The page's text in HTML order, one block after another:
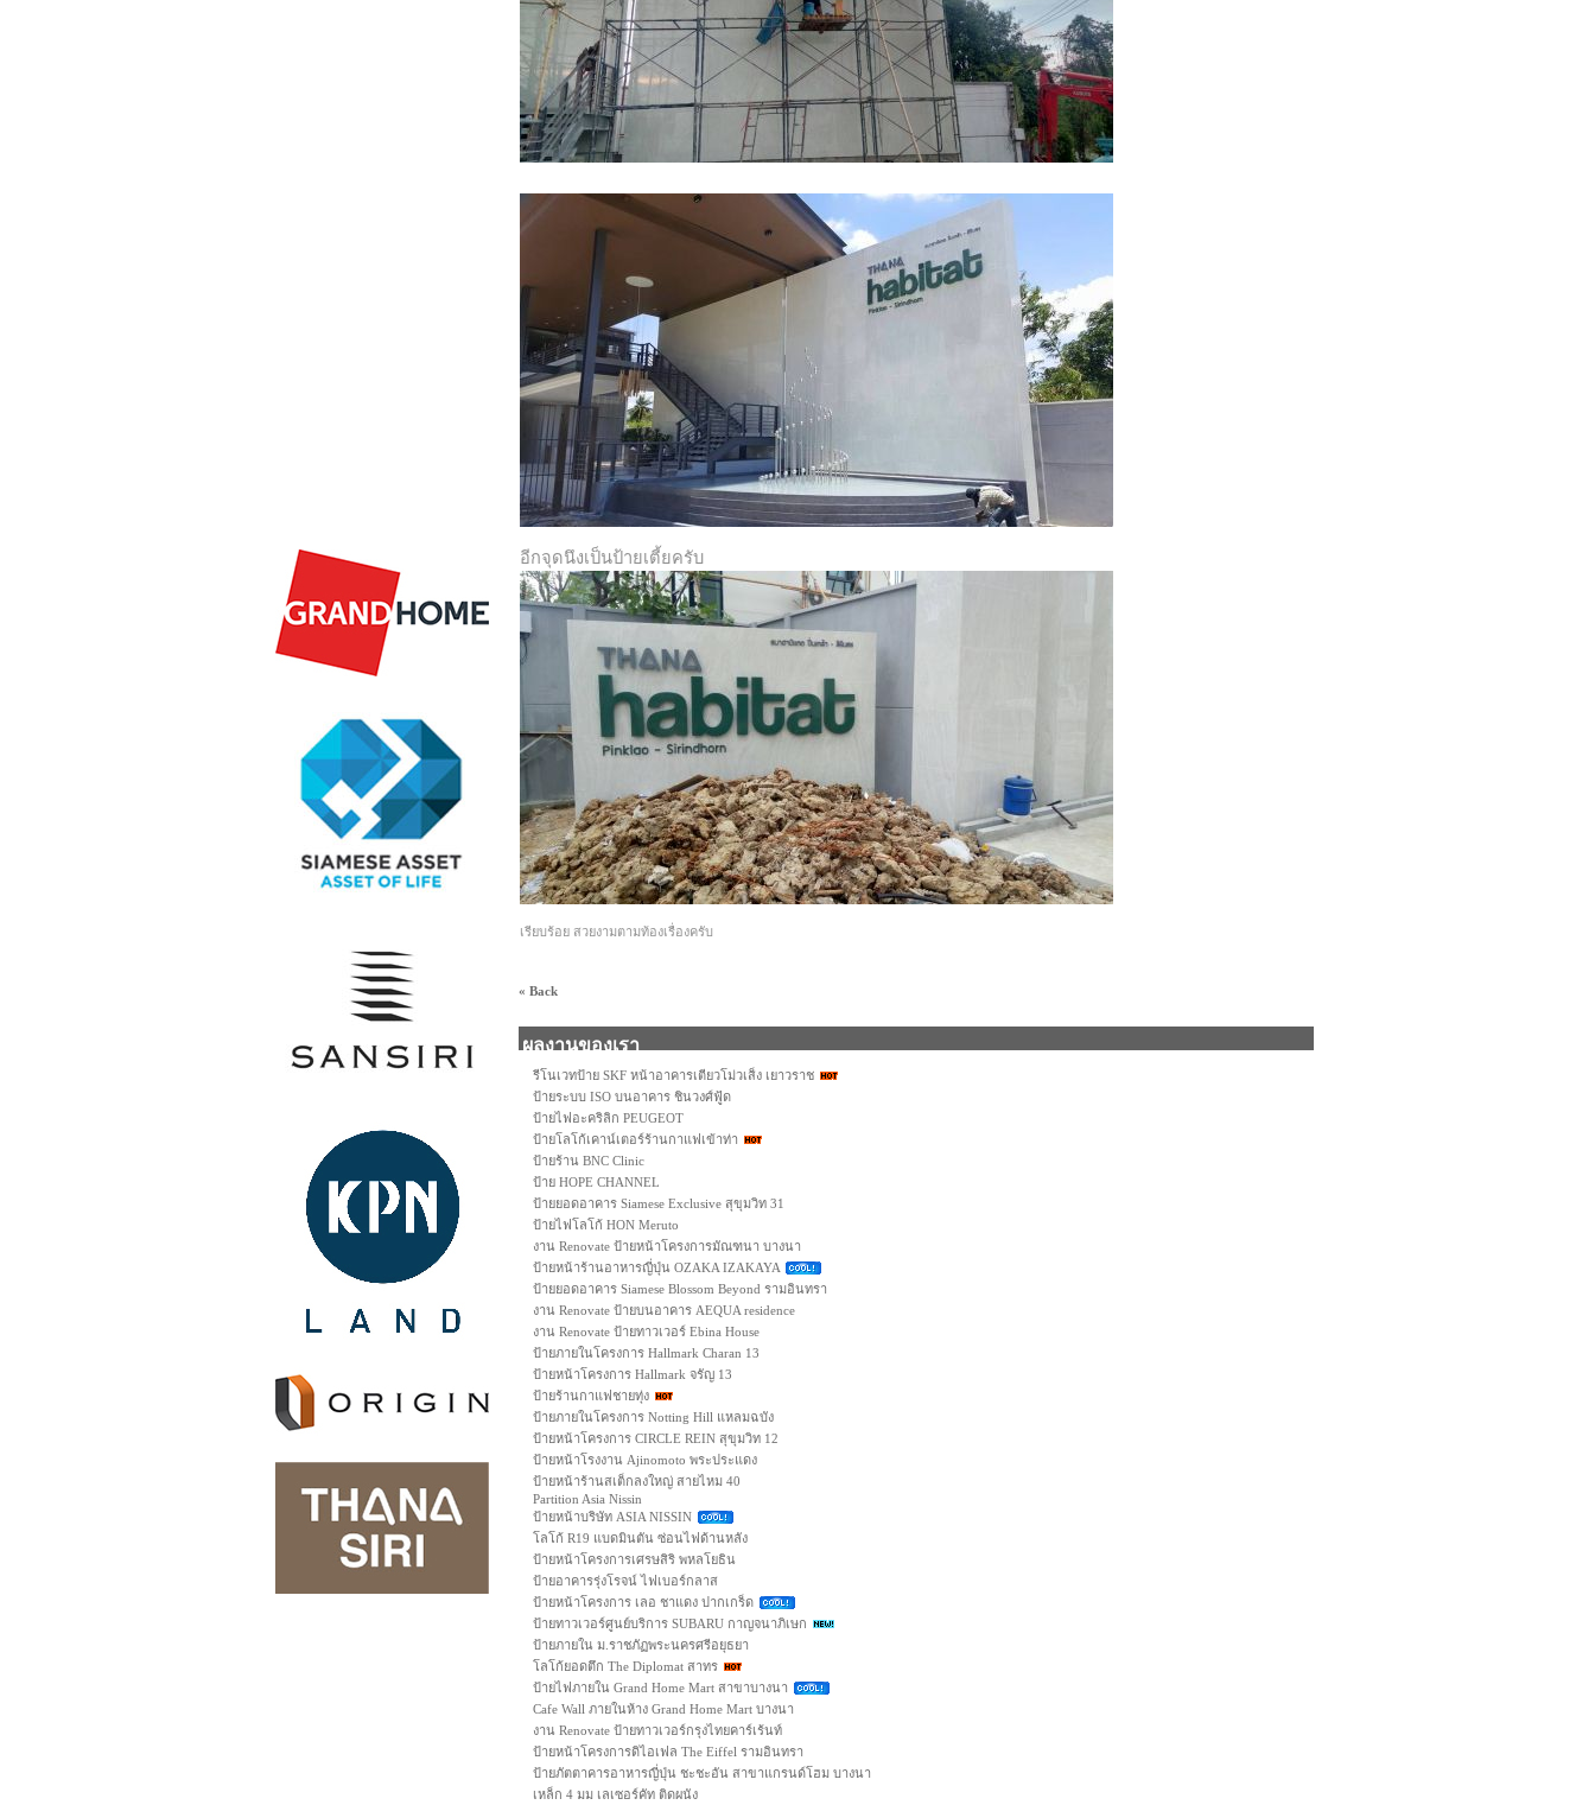
อีกจุดนึงเป็นป้ายเตี้ยครับ
เรียบร้อย สวยงามตามท้องเรื่องครับ
« Back
ผลงานของเรา
รีโนเวทป้าย SKF หน้าอาคารเตียวโม่วเส็ง เยาวราช
ป้ายระบบ ISO บนอาคาร ชินวงศ์ฟู้ด
ป้ายไฟอะคริลิก PEUGEOT
ป้ายโลโก้เคาน์เตอร์ร้านกาแฟเข้าท่า
ป้ายร้าน BNC Clinic
ป้าย HOPE CHANNEL
ป้ายยอดอาคาร Siamese Exclusive สุขุมวิท 31
ป้ายไฟโลโก้ HON Meruto
งาน Renovate ป้ายหน้าโครงการมัณฑนา บางนา
ป้ายหน้าร้านอาหารญี่ปุ่น OZAKA IZAKAYA
ป้ายยอดอาคาร Siamese Blossom Beyond รามอินทรา
งาน Renovate ป้ายบนอาคาร AEQUA residence
งาน Renovate ป้ายทาวเวอร์ Ebina House
ป้ายภายในโครงการ Hallmark Charan 13
ป้ายหน้าโครงการ Hallmark จรัญ 13
ป้ายร้านกาแฟชายทุ่ง
ป้ายภายในโครงการ Notting Hill แหลมฉบัง
ป้ายหน้าโครงการ CIRCLE REIN สุขุมวิท 12
ป้ายหน้าโรงงาน Ajinomoto พระประแดง
ป้ายหน้าร้านสเต็กลงใหญ่ สายไหม 40
Partition Asia Nissin
ป้ายหน้าบริษัท ASIA NISSIN
โลโก้ R19 แบดมินตัน ซ่อนไฟด้านหลัง
ป้ายหน้าโครงการเศรษสิริ พหลโยธิน
ป้ายอาคารรุ่งโรจน์ ไฟเบอร์กลาส
ป้ายหน้าโครงการ เลอ ชาแดง ปากเกร็ด
ป้ายทาวเวอร์ศูนย์บริการ SUBARU กาญจนาภิเษก
ป้ายภายใน ม.ราชภัฏพระนครศรีอยุธยา
โลโก้ยอดตึก The Diplomat สาทร
ป้ายไฟภายใน Grand Home Mart สาขาบางนา
Cafe Wall ภายในห้าง Grand Home Mart บางนา
งาน Renovate ป้ายทาวเวอร์กรุงไทยคาร์เร้นท์
ป้ายหน้าโครงการดิไอเฟล The Eiffel รามอินทรา
ป้ายภัตตาคารอาหารญี่ปุ่น ชะชะอัน สาขาแกรนด์โฮม บางนา
เหล็ก 4 มม เลเซอร์คัท ติดผนัง